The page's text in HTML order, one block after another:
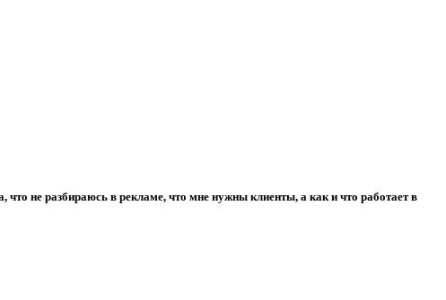
что не разбираюсь в рекламе, что мне нужны клиенты, а как и что работает в